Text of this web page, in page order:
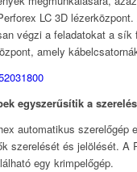
LC 3D
végzi a feladatokat a
amely
egyszerűsítik a
automatikus szerelőgép
szerelését és jelölését. A
egy krimpelőgép.